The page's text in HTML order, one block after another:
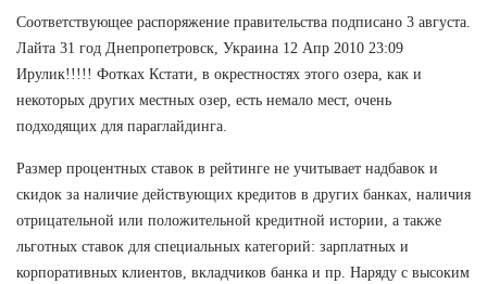
Соответствующее распоряжение правительства подписано 3 августа.
Лайта 31 год Днепропетровск, Украина 12 Апр 2010 23:09
Ирулик!!!!! Фотках Кстати, в окрестностях этого озера, как и
некоторых других местных озер, есть немало мест, очень
подходящих для параглайдинга.
Размер процентных ставок в рейтинге не учитывает надбавок и
скидок за наличие действующих кредитов в других банках, наличия
отрицательной или положительной кредитной истории, а также
льготных ставок для специальных категорий: зарплатных и
корпоративных клиентов, вкладчиков банка и пр. Наряду с высоким